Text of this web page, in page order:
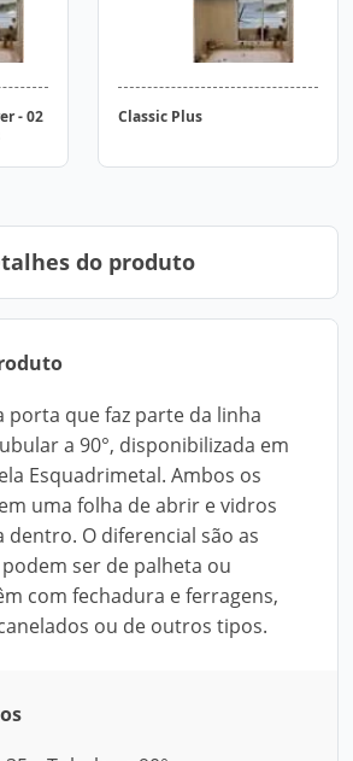
- 02
Classic Plus
do produto
porta que faz parte da linha
a 90°, disponibilizada em
Esquadrimetal. Ambos os
uma folha de abrir e vidros
dentro. O diferencial são as
ser de palheta ou
com fechadura e ferragens,
ou de outros tipos.